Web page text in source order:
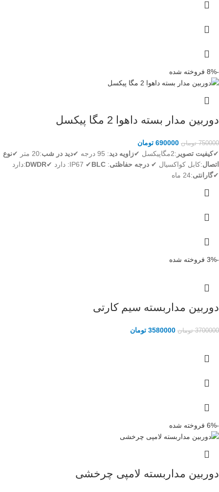
-8% فروخته شده
دوربین مدار بسته داهوا 2 مگا پیکسل
750000 تومان 690000 تومان
✔کیفیت تصویر :2مگاپیکسل ✔ زاویه دید: 95 درجه ✔ دید در شب:20 متر ✔
نوع
اتصال:کابل کواکسیال ✔ درجه حفاظتی: IP67 ✔
BLC : دارد ✔DWDR:دارد
✔گارانتی:24 ماه
-3% فروخته شده
دوربین مداربسته سیم کارتی
3700000 تومان 3580000 تومان
-6% فروخته شده
دوربین مداربسته لامپی چرخشی